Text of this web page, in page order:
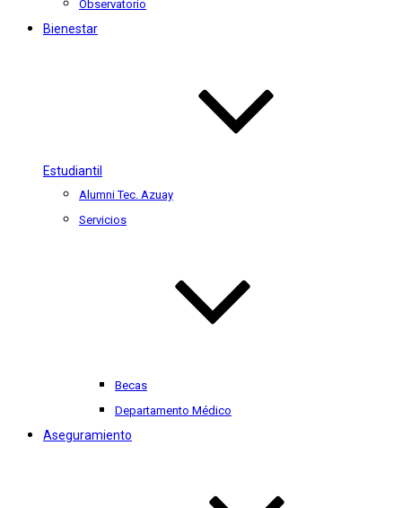
Observatorio
Bienestar
Estudiantil
Alumni Tec. Azuay
Servicios
Becas
Departamento Médico
Aseguramiento